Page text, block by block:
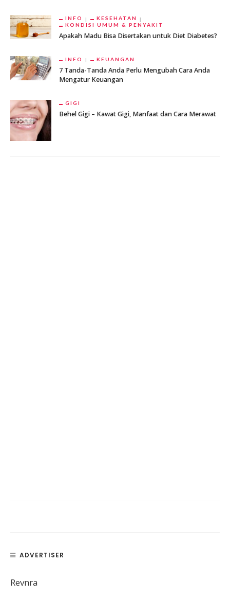
INFO
KESEHATAN
KONDISI UMUM & PENYAKIT
Apakah Madu Bisa Disertakan untuk Diet Diabetes?
INFO KEUANGAN
7 Tanda-Tanda Anda Perlu Mengubah Cara Anda
Mengatur Keuangan
GIGI
Behel Gigi – Kawat Gigi, Manfaat dan Cara Merawat
ADVERTISER
Revnra